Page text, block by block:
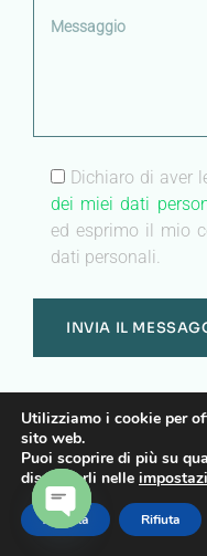
Dichiaro di aver
dei miei dati
ed esprimo il mio
dati personali.
center
no-repeat;left top;;
auto
Heading
Utilizziamo i cookie per
sito web.
Puoi scoprire di più su
disattivarli nelle
Accetta Rifiuta
OPEN